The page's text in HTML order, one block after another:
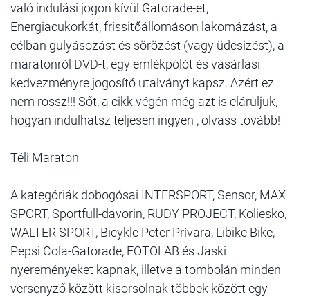
való indulási jogon kívül Gatorade-et,
Energiacukorkát, frissitőállomáson lakomázást, a
célban gulyásozást és sörözést (vagy üdcsizést), a
maratonról DVD-t, egy emlékpólót és vásárlási
kedvezményre jogosító utalványt kapsz. Azért ez
nem rossz!!! Sőt, a cikk végén még azt is eláruljuk,
hogyan indulhatsz teljesen ingyen , olvass tovább!
Téli Maraton
A kategóriák dobogósai INTERSPORT, Sensor, MAX
SPORT, Sportfull-davorin, RUDY PROJECT, Koliesko,
WALTER SPORT, Bicykle Peter Prívara, Libike Bike,
Pepsi Cola-Gatorade, FOTOLAB és Jaski
nyereményeket kapnak, illetve a tombolán minden
versenyző között kisorsolnak többek között egy